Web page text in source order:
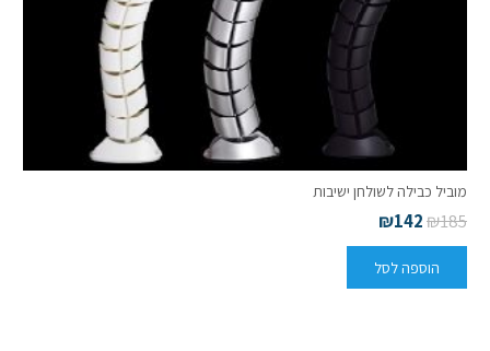
מוביל כבילה לשולחן ישיבות
₪185
₪142
הוספה לסל